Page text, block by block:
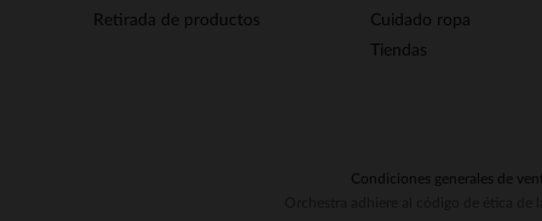
Retirada de productos
Cuidado ropa
Tiendas
Condiciones generales de